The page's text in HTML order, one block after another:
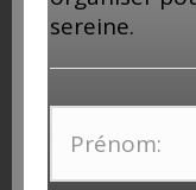
sereine.